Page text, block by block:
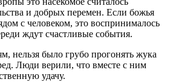
и добрых перемен. Если божья
с человеком, это воспринималось
ждут счастливые события.
нельзя было грубо прогонять жука
Люди верили, что вместе с ним
удачу.